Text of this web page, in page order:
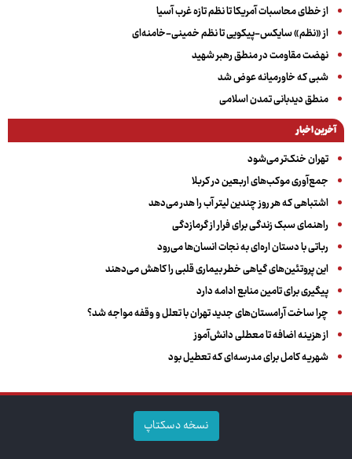
از خطای محاسبات آمریکا تا نظم تازه غرب آسیا
از «نظم» سایکس-پیکویی تا نظم خمینی-خامنه‌ای
نهضت مقاومت در منطق رهبر شهید
شبی که خاورمیانه عوض شد
منطق دیدبانی تمدن اسلامی
آخرین اخبار
تهران خنک‌تر می‌شود
جمع‌آوری موکب‌های اربعین در کربلا
اشتباهی که هر روز چندین لیتر آب را هدر می‌دهد
راهنمای سبک زندگی برای فرار از گرمازدگی
رباتی با دستان اره‌ای به نجات انسان‌ها می‌رود
این پروتئین‌های گیاهی خطر بیماری قلبی را کاهش می‌دهند
پیگیری برای تامین منابع ادامه دارد
چرا ساخت آرامستان‌های جدید تهران با تعلل و وقفه مواجه شد؟
از هزینه اضافه تا معطلی دانش‌آموز
شهریه کامل برای مدرسه‌ای که تعطیل بود
نسخه دسکتاپ